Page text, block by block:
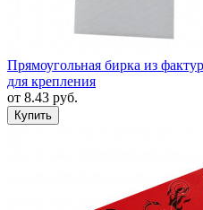
Прямоугольная бирка из
для крепления
от 8.43 руб.